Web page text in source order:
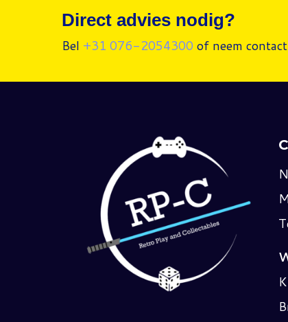
Direct advies nodig?
Bel +31 076-2054300 of neem